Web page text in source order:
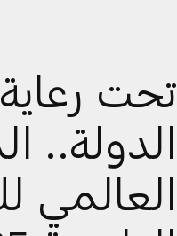
تحت
الدولة..
العالمي